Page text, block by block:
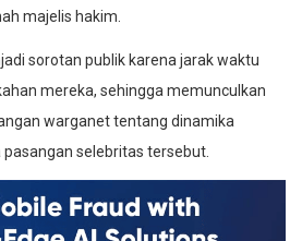
majelis hakim.
sorotan publik karena jarak waktu
mereka, sehingga memunculkan
warganet tentang dinamika
selebritas tersebut.